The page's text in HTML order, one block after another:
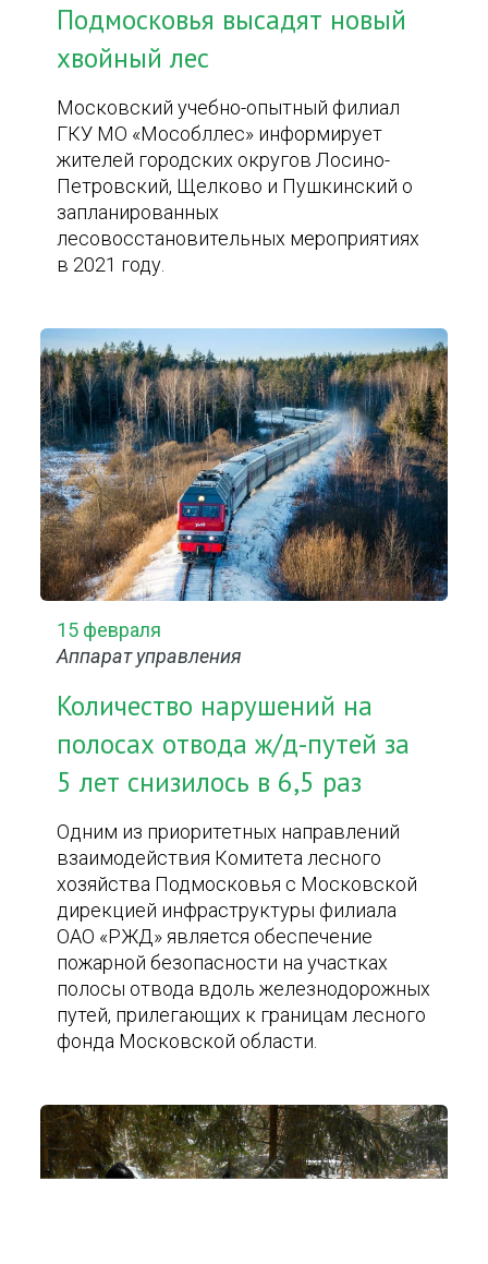
Подмосковья высадят новый
хвойный лес
Московский учебно-опытный филиал
ГКУ МО «Мособллес» информирует
жителей городских округов Лосино-
Петровский, Щелково и Пушкинский о
запланированных
лесовосстановительных мероприятиях
в 2021 году.
15 февраля
Аппарат управления
Количество нарушений на
полосах отвода ж/д-путей за
5 лет снизилось в 6,5 раз
Одним из приоритетных направлений
взаимодействия Комитета лесного
хозяйства Подмосковья с Московской
дирекцией инфраструктуры филиала
ОАО «РЖД» является обеспечение
пожарной безопасности на участках
полосы отвода вдоль железнодорожных
путей, прилегающих к границам лесного
фонда Московской области.